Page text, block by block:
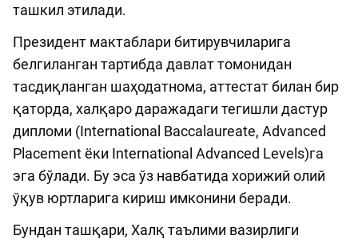
ташкил этилади.
Президент мактаблари битирувчиларига
белгиланган тартибда давлат томонидан
тасдиқланган шаҳодатнома, аттестат билан бир
қаторда, халқаро даражадаги тегишли дастур
дипломи (International Baccalaureate, Advanced
Placement ёки International Advanced Levels)га
эга бўлади. Бу эса ўз навбатида хорижий олий
ўқув юртларига кириш имконини беради.
Бундан ташқари, Халқ таълими вазирлиги